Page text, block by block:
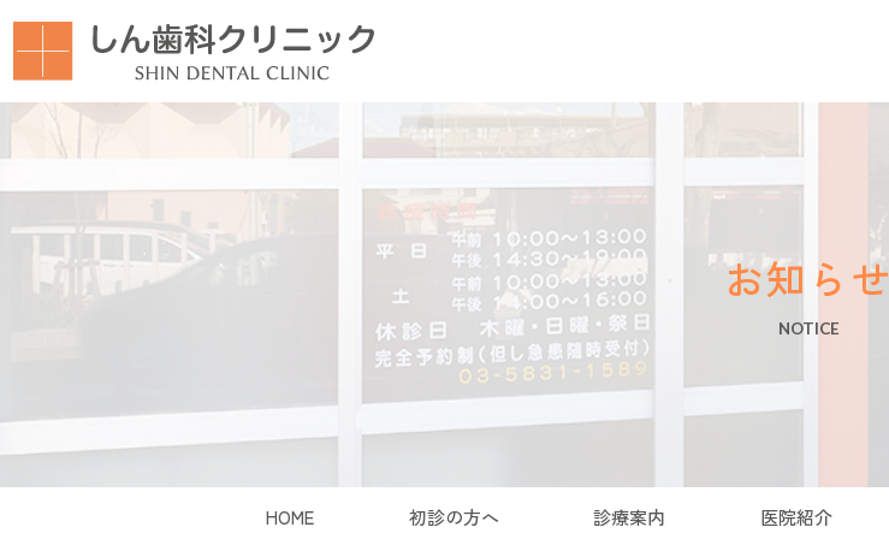
お知らせ
NOTICE
HOME 初診の方へ
診療案内
医院紹介